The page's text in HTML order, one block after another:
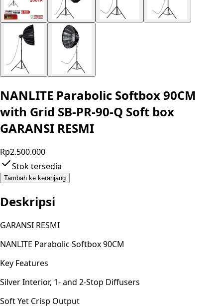
NANLITE Parabolic Softbox 90CM
with Grid SB-PR-90-Q Soft box
GARANSI RESMI
Rp2.500.000
Stok tersedia
Tambah ke keranjang
Deskripsi
GARANSI RESMI
NANLITE Parabolic Softbox 90CM
Key Features
Silver Interior, 1- and 2-Stop Diffusers
Soft Yet Crisp Output